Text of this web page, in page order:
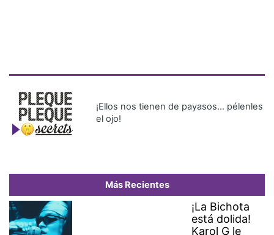
¡Ellos nos tienen de payasos… pélenles
el ojo!
Más Recientes
¡La Bichota
está dolida!
Karol G le